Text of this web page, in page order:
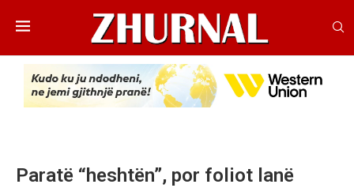
Paratë “heshtën”, por foliot lanë